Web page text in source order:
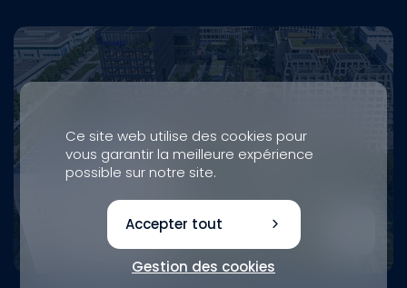
Ce site web utilise des cookies pour
vous garantir la meilleure expérience
possible sur notre site.
Accepter tout
Gestion des cookies